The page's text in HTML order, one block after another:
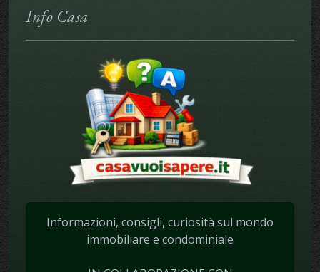
Info Casa
Informazioni, consigli, curiosità sul mondo
immobiliare e condominiale